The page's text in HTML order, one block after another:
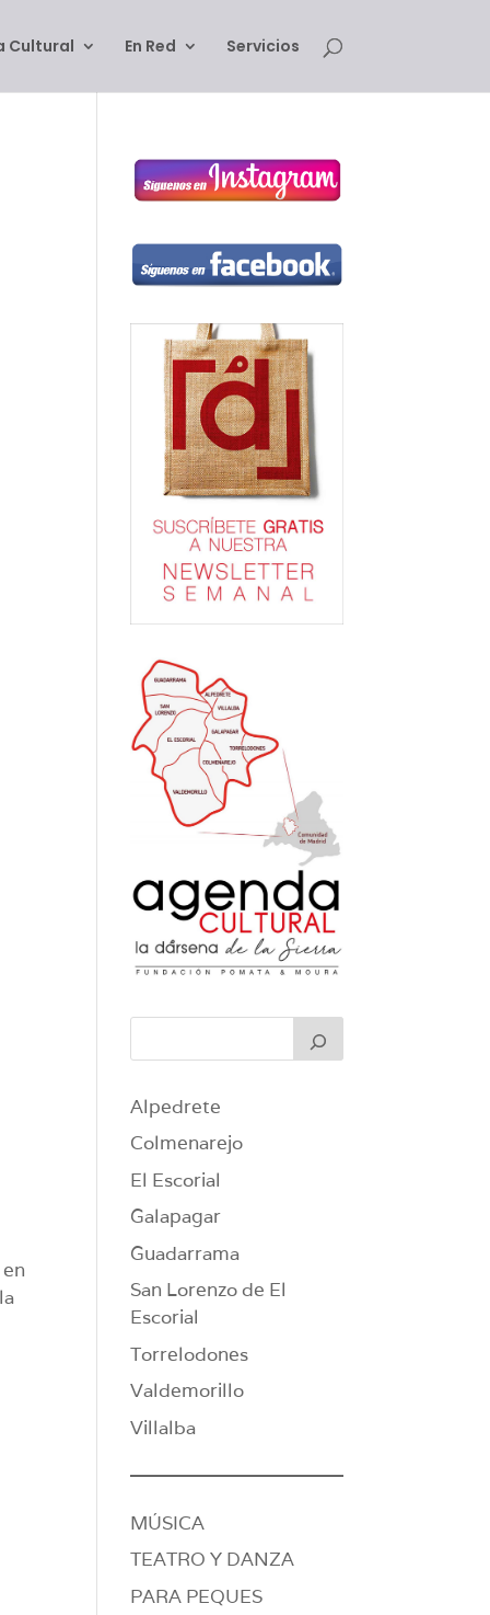
Cultural En Red Servicios
Alpedrete
Colmenarejo
El Escorial
Galapagar
Guadarrama
San Lorenzo de El
Escorial
Torrelodones
Valdemorillo
Villalba
MÚSICA
TEATRO Y DANZA
PARA PEQUES